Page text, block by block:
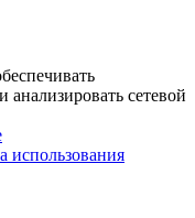
сетевой
использования